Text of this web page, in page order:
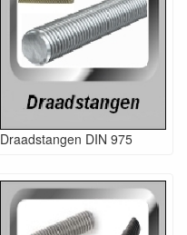
Draadstangen DIN 975